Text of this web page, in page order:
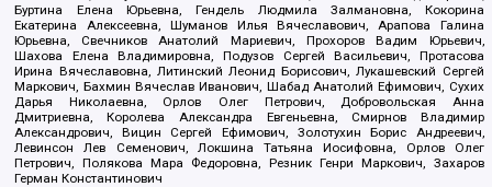
Буртина Елена Юрьевна, Гендель Людмила Залмановна, Кокорина
Екатерина Алексеевна, Шуманов Илья Вячеславович, Арапова Галина
Юрьевна, Свечников Анатолий Мариевич, Прохоров Вадим Юрьевич,
Шахова Елена Владимировна, Подузов Сергей Васильевич, Протасова
Ирина Вячеславовна, Литинский Леонид Борисович, Лукашевский Сергей
Маркович, Бахмин Вячеслав Иванович, Шабад Анатолий Ефимович, Сухих
Дарья Николаевна, Орлов Олег Петрович, Добровольская Анна
Дмитриевна, Королева Александра Евгеньевна, Смирнов Владимир
Александрович, Вицин Сергей Ефимович, Золотухин Борис Андреевич,
Левинсон Лев Семенович, Локшина Татьяна Иосифовна, Орлов Олег
Петрович, Полякова Мара Федоровна, Резник Генри Маркович, Захаров
Герман Константинович